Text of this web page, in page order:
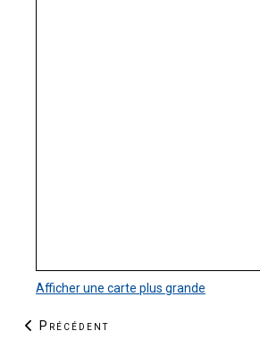
Afficher une carte plus grande
Article précédent : La Zone
Précédent